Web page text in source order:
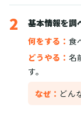
2
基本情報を調
何をする： 食
どうやる： 名
す。
なぜ： どん